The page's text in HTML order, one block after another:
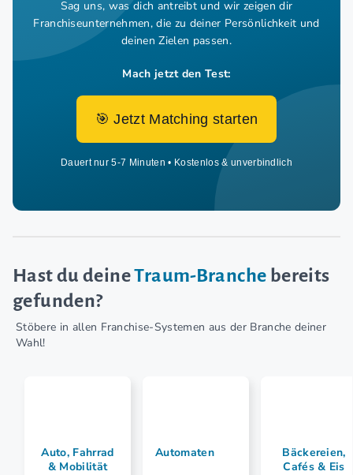
Sag uns, was dich antreibt und wir zeigen dir
Franchiseunternehmen, die zu deiner Persönlichkeit und
deinen Zielen passen.
Mach jetzt den Test:
🎯 Jetzt Matching starten
Dauert nur 5-7 Minuten • Kostenlos & unverbindlich
Hast du deineTraum-Branche bereits
gefunden?
Stöbere in allen Franchise-Systemen aus der Branche deiner
Wahl!
Auto, Fahrrad
& Mobilität
Automaten
Bäckereien,
Cafés & Eis